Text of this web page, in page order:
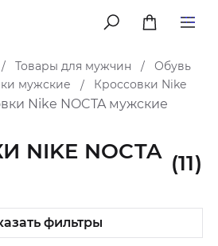
меню
/ Товары для мужчин /
Обувь
мужские /
Кроссовки Nike
Nike NOCTA мужские
NIKE NOCTA (11)
фильтры